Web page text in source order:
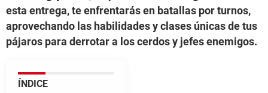
esta entrega, te enfrentarás en batallas por turnos,
aprovechando las habilidades y clases únicas de tus
pájaros para derrotar a los cerdos y jefes enemigos.
ÍNDICE